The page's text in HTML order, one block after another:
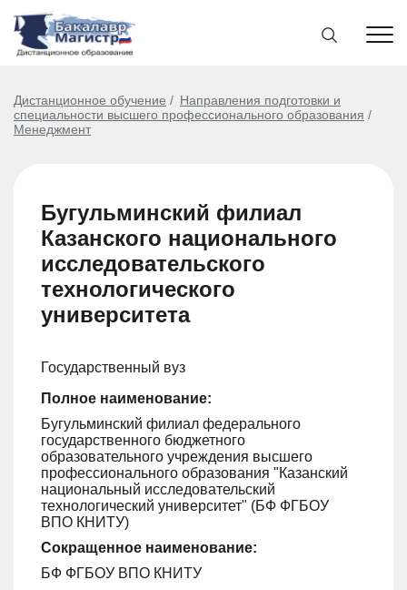
Дистанционное обучение
Направления подготовки и
специальности высшего профессионального образования
Менеджмент
Бугульминский филиал
Казанского национального
исследовательского
технологического
университета
Государственный вуз
Полное наименование:
Бугульминский филиал федерального
государственного бюджетного
образовательного учреждения высшего
профессионального образования "Казанский
национальный исследовательский
технологический университет" (БФ ФГБОУ
ВПО КНИТУ)
Сокращенное наименование:
БФ ФГБОУ ВПО КНИТУ